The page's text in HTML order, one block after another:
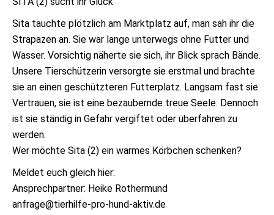
Sita tauchte plötzlich am Marktplatz auf, man sah ihr die
Strapazen an. Sie war lange unterwegs ohne Futter und
Wasser. Vorsichtig näherte sie sich, ihr Blick sprach Bände.
Unsere Tierschützerin versorgte sie erstmal und brachte
sie an einen geschützteren Futterplatz. Langsam fast sie
Vertrauen, sie ist eine bezaubernde treue Seele. Dennoch
ist sie ständig in Gefahr vergiftet oder überfahren zu
werden.
Wer möchte Sita (2) ein warmes Körbchen schenken?
Meldet euch gleich hier:
Ansprechpartner: Heike Rothermund
anfrage@tierhilfe-pro-hund-aktiv.de